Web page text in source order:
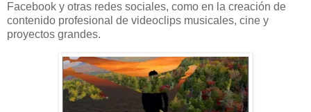
Facebook y otras redes sociales, como en la creación de
contenido profesional de videoclips musicales, cine y
proyectos grandes.